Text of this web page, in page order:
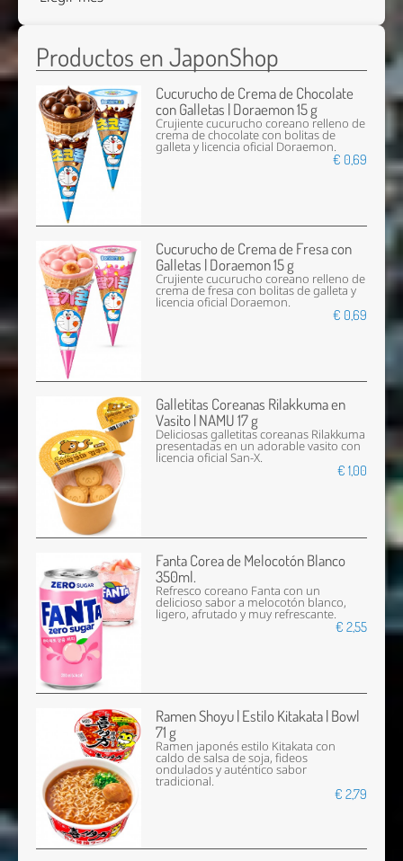
Productos en JaponShop
Cucurucho de Crema de Chocolate
con Galletas | Doraemon 15 g
Crujiente cucurucho coreano relleno de
crema de chocolate con bolitas de
galleta y licencia oficial Doraemon.
€ 0,69
Cucurucho de Crema de Fresa con
Galletas | Doraemon 15 g
Crujiente cucurucho coreano relleno de
crema de fresa con bolitas de galleta y
licencia oficial Doraemon.
€ 0,69
Galletitas Coreanas Rilakkuma en
Vasito | NAMU 17 g
Deliciosas galletitas coreanas Rilakkuma
presentadas en un adorable vasito con
licencia oficial San-X.
€ 1,00
Fanta Corea de Melocotón Blanco
350ml.
Refresco coreano Fanta con un
delicioso sabor a melocotón blanco,
ligero, afrutado y muy refrescante.
€ 2,55
Ramen Shoyu | Estilo Kitakata | Bowl
71 g
Ramen japonés estilo Kitakata con
caldo de salsa de soja, fideos
ondulados y auténtico sabor
tradicional.
€ 2,79